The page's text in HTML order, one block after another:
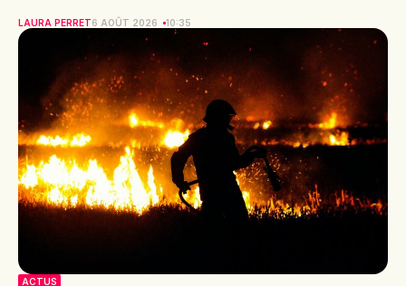
LAURA PERRET6 AOÛT 2026 10:35
ACTUS